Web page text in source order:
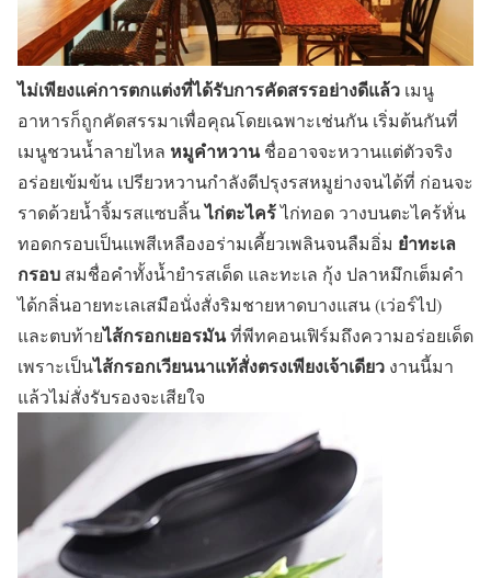
ไม่เพียงแค่การตกแต่งที่ได้รับการคัดสรรอย่างดีแล้ว เมนู
อาหารก็ถูกคัดสรรมาเพื่อคุณโดยเฉพาะเช่นกัน เริ่มต้นกันที่
เมนูชวนน้ำลายไหล หมูคำหวานชื่ออาจจะหวานแต่ตัวจริง
อร่อยเข้มข้น เปรียวหวานกำลังดีปรุงรสหมูย่างจนได้ที่ ก่อนจะ
ราดด้วยน้ำจิ้มรสแซบลิ้นไก่ตะไคร้ไก่ทอด วางบนตะไคร้หั่น
ทอดกรอบเป็นแพสีเหลืองอร่ามเคี้ยวเพลินจนลืมอิ่ม ยำทะเล
กรอบ สมชื่อคำทั้งน้ำยำรสเด็ด และทะเล กุ้ง ปลาหมึกเต็มคำ
ได้กลิ่นอายทะเลเสมือนั่งสั่งริมชายหาดบางแสน (เว่อร์ไป)
และตบท้ายไส้กรอกเยอรมันที่พีทคอนเฟิร์มถึงความอร่อยเด็ด
เพราะเป็นไส้กรอกเวียนนาแท้สั่งตรงเพียงเจ้าเดียว งานนี้มา
แล้วไม่สั่งรับรองจะเสียใจ